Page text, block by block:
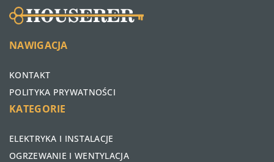
NAWIGACJA
KONTAKT
POLITYKA PRYWATNOŚCI
KATEGORIE
ELEKTRYKA I INSTALACJE
OGRZEWANIE I WENTYLACJA